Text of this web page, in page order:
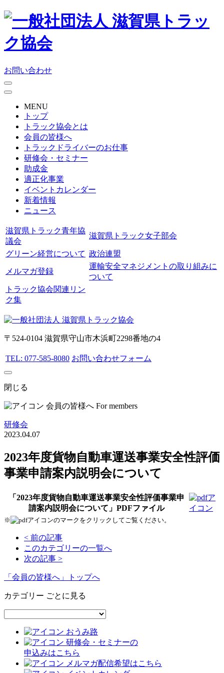
お問い合わせ
MENU
トップ
トラック協会とは
会員の皆様へ
トラックドライバーのお仕事
研修会・セミナー
助成金
適正化事業
イベントカレンダー
新着情報
ニュース
滋賀県トラック青年協
議会
滋賀県トラック女子部会
グリーン経営について 政治連盟
メルマガ登録
運輸安全マネジメントの取り組みに
ついて
トラック協会関連リン
ク集
〒524-0104 滋賀県守山市木浜町2298番地の4
TEL: 077-585-8080 お問い合わせフォーム
閉じる
会員の皆様へ For members
研修会
2023.04.07
2023年度貨物自動車運送事業安全性評価
事業申請案内説明会について
「2023年度貨物自動車運送事業安全性評価事業申
請案内説明会について」PDFファイル
※ のマークをクリックしてご覧ください。
< 前の記事
このカテゴリーの一覧へ
次の記事 >
「会員の皆様へ」トップへ
カテゴリー ごとに見る
おうみ路
研修会・セミナーの
申込みはこちら
メルマガ配信希望はこちら